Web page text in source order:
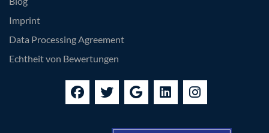
Imprint
Data Processing Agreement
Echtheit von Bewertungen